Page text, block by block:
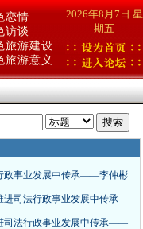
恋情
访谈
旅游建设
旅游意义
2026年8月7日 星
期五
政事业发展中传承——李仲彬
进司法行政事业发展中传承—
司法行政事业发展中传承——